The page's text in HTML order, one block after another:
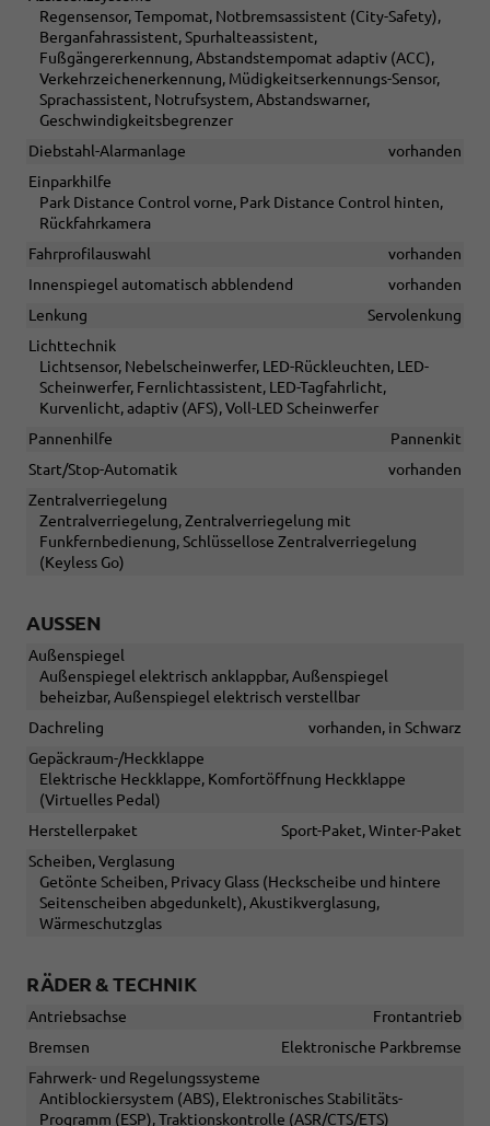
Regensensor, Tempomat, Notbremsassistent (City-Safety),
Berganfahrassistent, Spurhalteassistent,
Fußgängererkennung, Abstandstempomat adaptiv (ACC),
Verkehrzeichenerkennung, Müdigkeitserkennungs-Sensor,
Sprachassistent, Notrufsystem, Abstandswarner,
Geschwindigkeitsbegrenzer
Diebstahl-Alarmanlage
vorhanden
Einparkhilfe
Park Distance Control vorne, Park Distance Control hinten,
Rückfahrkamera
Fahrprofilauswahl
vorhanden
Innenspiegel automatisch abblendend
vorhanden
Lenkung
Servolenkung
Lichttechnik
Lichtsensor, Nebelscheinwerfer, LED-Rückleuchten, LED-
Scheinwerfer, Fernlichtassistent, LED-Tagfahrlicht,
Kurvenlicht, adaptiv (AFS), Voll-LED Scheinwerfer
Pannenhilfe
Pannenkit
Start/Stop-Automatik
vorhanden
Zentralverriegelung
Zentralverriegelung, Zentralverriegelung mit
Funkfernbedienung, Schlüssellose Zentralverriegelung
(Keyless Go)
AUSSEN
Außenspiegel
Außenspiegel elektrisch anklappbar, Außenspiegel
beheizbar, Außenspiegel elektrisch verstellbar
Dachreling
vorhanden, in Schwarz
Gepäckraum-/Heckklappe
Elektrische Heckklappe, Komfortöffnung Heckklappe
(Virtuelles Pedal)
Herstellerpaket
Sport-Paket, Winter-Paket
Scheiben, Verglasung
Getönte Scheiben, Privacy Glass (Heckscheibe und hintere
Seitenscheiben abgedunkelt), Akustikverglasung,
Wärmeschutzglas
RÄDER & TECHNIK
Antriebsachse
Frontantrieb
Bremsen
Elektronische Parkbremse
Fahrwerk- und Regelungssysteme
Antiblockiersystem (ABS), Elektronisches Stabilitäts-
Programm (ESP), Traktionskontrolle (ASR/CTS/ETS)